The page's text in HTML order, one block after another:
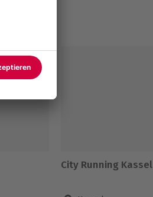
City Running Kassel